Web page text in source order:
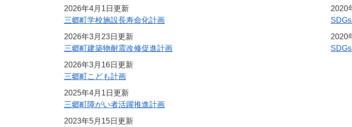
2026年4月1日更新
三郷町学校施設長寿命化計画
2026年3月23日更新
三郷町建築物耐震改修促進計画
2026年3月16日更新
三郷町こども計画
2025年4月1日更新
三郷町障がい者活躍推進計画
2023年5月15日更新
2020
2020